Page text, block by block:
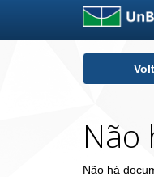
Não
Não há